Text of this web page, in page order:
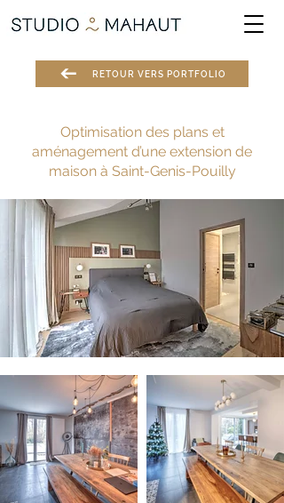
RETOUR VERS PORTFOLIO
Optimisation des plans et
aménagement d’une extension de
maison à Saint-Genis-Pouilly